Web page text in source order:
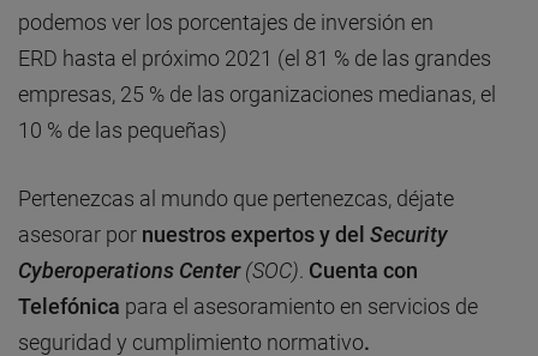
podemos ver los porcentajes de inversión en
ERD hasta el próximo 2021 (el 81 % de las grandes
empresas, 25 % de las organizaciones medianas, el
10 % de las pequeñas)
Pertenezcas al mundo que pertenezcas, déjate
asesorar por nuestros expertos y del Security
Cyberoperations Center(SOC) Cuenta con
Telefónica para el asesoramiento en servicios de
seguridad y cumplimiento normativo.